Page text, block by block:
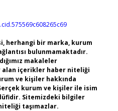
herhangi bir marka, kurum
bulunmamaktadır.
makaleler
alan içerikler haber niteliği
ve kişiler hakkında
kurum ve kişiler ile isim
Sitemizdeki bilgiler
taşımazlar.